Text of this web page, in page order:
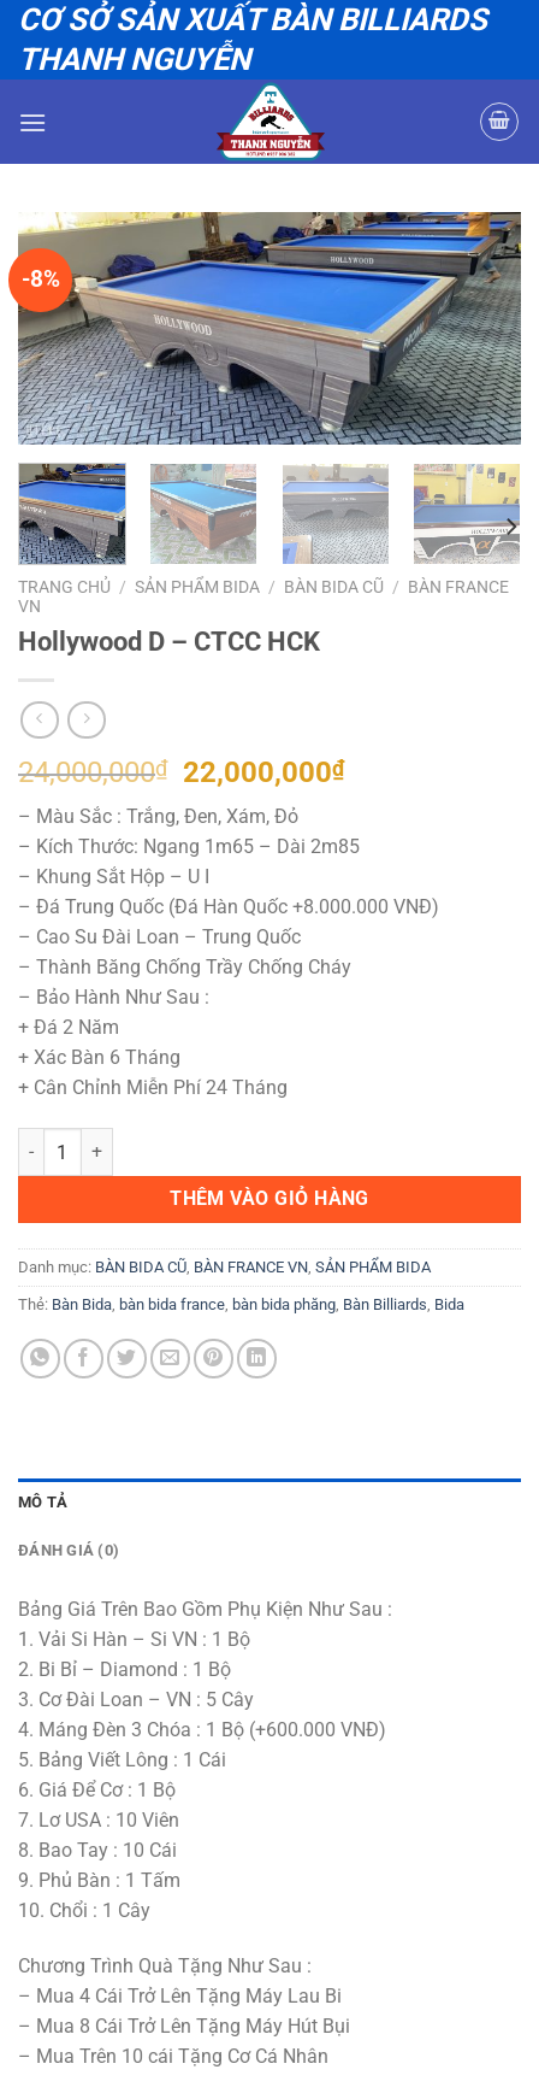
qua
nội
CƠ SỞ SẢN XUẤT BÀN BILLIARDS
THANH NGUYỄN
-8%
TRANG CHỦ / SẢN PHẨM BIDA / BÀN BIDA CŨ / BÀN FRANCE
VN
Hollywood D – CTCC HCK
24,000,000₫
Giá
gốc
là:
24,000,000₫.
22,000,000₫Giá
là:
– Màu Sắc : Trắng, Đen, Xám, Đỏ
– Kích Thước: Ngang 1m65 – Dài 2m85
– Khung Sắt Hộp – U I
– Đá Trung Quốc (Đá Hàn Quốc +8.000.000 VNĐ)
– Cao Su Đài Loan – Trung Quốc
– Thành Băng Chống Trầy Chống Cháy
– Bảo Hành Như Sau :
+ Đá 2 Năm
+ Xác Bàn 6 Tháng
+ Cân Chỉnh Miễn Phí 24 Tháng
Hollywood D - CTCC HCK số lượng
THÊM VÀO GIỎ HÀNG
Danh mục: BÀN BIDA CŨ BÀN FRANCE VN SẢN PHẨM BIDA
Thẻ: Bàn Bida bàn bida france bàn bida phăng Bàn Billiards Bida
MÔ TẢ
ĐÁNH GIÁ (0)
Bảng Giá Trên Bao Gồm Phụ Kiện Như Sau :
1. Vải Si Hàn – Si VN : 1 Bộ
2. Bi Bỉ – Diamond : 1 Bộ
3. Cơ Đài Loan – VN : 5 Cây
4. Máng Đèn 3 Chóa : 1 Bộ (+600.000 VNĐ)
5. Bảng Viết Lông : 1 Cái
6. Giá Để Cơ : 1 Bộ
7. Lơ USA : 10 Viên
8. Bao Tay : 10 Cái
9. Phủ Bàn : 1 Tấm
10. Chổi : 1 Cây
Chương Trình Quà Tặng Như Sau :
– Mua 4 Cái Trở Lên Tặng Máy Lau Bi
– Mua 8 Cái Trở Lên Tặng Máy Hút Bụi
– Mua Trên 10 cái Tặng Cơ Cá Nhân